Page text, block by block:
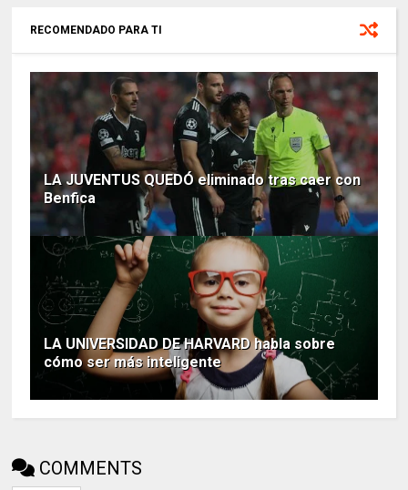
RECOMENDADO PARA TI
LA JUVENTUS QUEDÓ eliminado tras caer con
Benfica
LA UNIVERSIDAD DE HARVARD habla sobre
cómo ser más inteligente
COMMENTS